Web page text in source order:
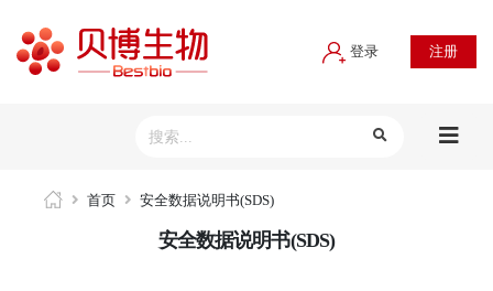
登录 注册
首页 安全数据说明书(SDS)
安全数据说明书(SDS)